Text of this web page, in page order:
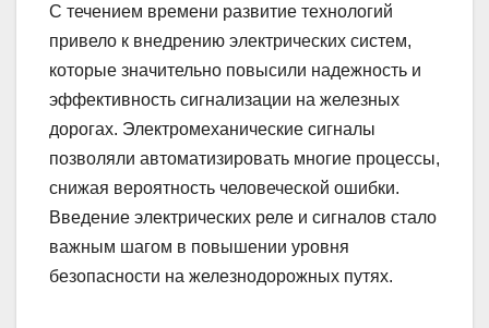
С течением времени развитие технологий
привело к внедрению электрических систем,
которые значительно повысили надежность и
эффективность сигнализации на железных
дорогах. Электромеханические сигналы
позволяли автоматизировать многие процессы,
снижая вероятность человеческой ошибки.
Введение электрических реле и сигналов стало
важным шагом в повышении уровня
безопасности на железнодорожных путях.